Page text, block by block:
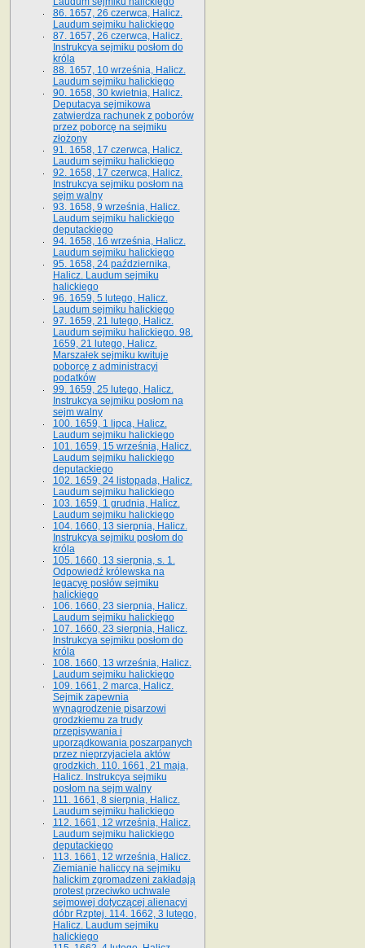
86. 1657, 26 czerwca, Halicz.
Laudum sejmiku halickiego
87. 1657, 26 czerwca, Halicz.
Instrukcya sejmiku posłom do
króla
88. 1657, 10 września, Halicz.
Laudum sejmiku halickiego
90. 1658, 30 kwietnia, Halicz.
Deputacya sejmikowa
zatwierdza rachunek z poborów
przez poborcę na sejmiku
złożony
91. 1658, 17 czerwca, Halicz.
Laudum sejmiku halickiego
92. 1658, 17 czerwca, Halicz.
Instrukcya sejmiku posłom na
sejm walny
93. 1658, 9 września, Halicz.
Laudum sejmiku halickiego
deputackiego
94. 1658, 16 września, Halicz.
Laudum sejmiku halickiego
95. 1658, 24 października,
Halicz. Laudum sejmiku
halickiego
96. 1659, 5 lutego, Halicz.
Laudum sejmiku halickiego
97. 1659, 21 lutego, Halicz.
Laudum sejmiku halickiego. 98.
1659, 21 lutego, Halicz.
Marszałek sejmiku kwituje
poborcę z administracyi
podatków
99. 1659, 25 lutego, Halicz.
Instrukcya sejmiku posłom na
sejm walny
100. 1659, 1 lipca, Halicz.
Laudum sejmiku halickiego
101. 1659, 15 września, Halicz.
Laudum sejmiku halickiego
deputackiego
102. 1659, 24 listopada, Halicz.
Laudum sejmiku halickiego
103. 1659, 1 grudnia, Halicz.
Laudum sejmiku halickiego
104. 1660, 13 sierpnia, Halicz.
Instrukcya sejmiku posłom do
króla
105. 1660, 13 sierpnia, s. 1.
Odpowiedź królewska na
legacyę posłów sejmiku
halickiego
106. 1660, 23 sierpnia, Halicz.
Laudum sejmiku halickiego
107. 1660, 23 sierpnia, Halicz.
Instrukcya sejmiku posłom do
króla
108. 1660, 13 września, Halicz.
Laudum sejmiku halickiego
109. 1661, 2 marca, Halicz.
Sejmik zapewnia
wynagrodzenie pisarzowi
grodzkiemu za trudy
przepisywania i
uporządkowania poszarpanych
przez nieprzyjaciela aktów
grodzkich. 110. 1661, 21 maja,
Halicz. Instrukcya sejmiku
posłom na sejm walny
111. 1661, 8 sierpnia, Halicz.
Laudum sejmiku halickiego
112. 1661, 12 września, Halicz.
Laudum sejmiku halickiego
deputackiego
113. 1661, 12 września, Halicz.
Ziemianie haliccy na sejmiku
halickim zgromadzeni zakładają
protest przeciwko uchwale
sejmowej dotyczącej alienacyi
dóbr Rzptej. 114. 1662, 3 lutego,
Halicz. Laudum sejmiku
halickiego